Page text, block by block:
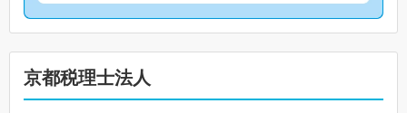
京都税理士法人